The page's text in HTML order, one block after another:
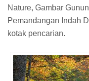
Nature, Gambar
Pemandangan Indah
kotak pencarian.